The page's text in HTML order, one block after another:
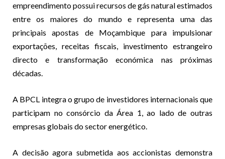
empreendimento possui recursos de gás natural estimados
entre os maiores do mundo e representa uma das
principais apostas de Moçambique para impulsionar
exportações, receitas fiscais, investimento estrangeiro
directo e transformação económica nas próximas
décadas.
A BPCL integra o grupo de investidores internacionais que
participam no consórcio da Área 1, ao lado de outras
empresas globais do sector energético.
A decisão agora submetida aos accionistas demonstra